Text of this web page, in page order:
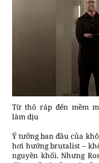
Từ thô ráp đến mềm
làm dịu
Ý tưởng ban đầu của
hơi hướng brutalist –
nguyên khối. Nhưng